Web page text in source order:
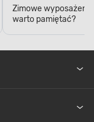
Zimowe
warto pamiętać?